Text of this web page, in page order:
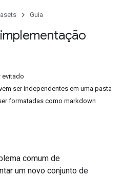
Guia
evitado
ser independentes em uma pasta
formatadas como markdown
comum de
um novo conjunto de